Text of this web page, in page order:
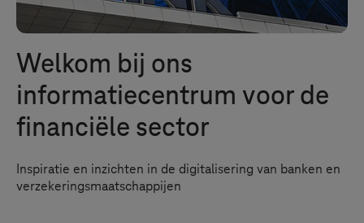
Welkom bij ons
informatiecentrum voor de
financiële sector
Inspiratie en inzichten in de digitalisering van banken en
verzekeringsmaatschappijen